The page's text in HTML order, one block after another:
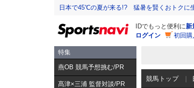
日本で45℃の夏が来る!? 猛暑を賢くおトクに
IDでもっと便利に新
ログイン
初回購
特集
燕OB 競馬予想挑む/PR
髙津×三浦 監督対談/PR
競馬トップ